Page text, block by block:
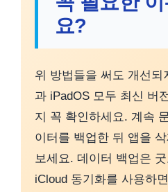
요?
위 방법들을 써도 개선되
과 iPadOS 모두 최신 버
지 꼭 확인하세요. 계속
이터를 백업한 뒤 앱을
보세요. 데이터 백업은
iCloud 동기화를 사용하